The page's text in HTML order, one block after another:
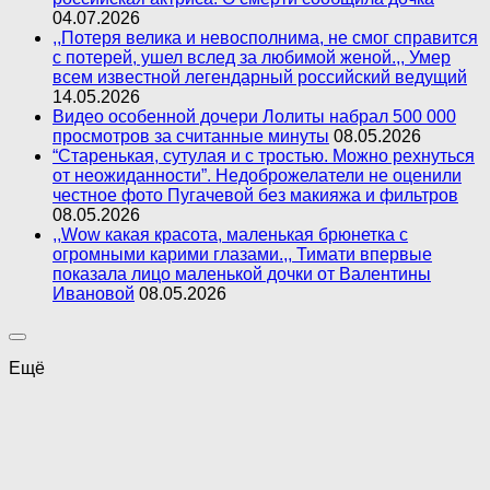
04.07.2026
,,Потеря велика и невосполнима, не смог справится
с потерей, ушел вслед за любимой женой.,, Умер
всем известной легендарный российский ведущий
14.05.2026
Видео особенной дочери Лолиты набрал 500 000
просмотров за считанные минуты 08.05.2026
“Старенькая, сутулая и с тростью. Можно рехнуться
от неожиданности”. Недоброжелатели не оценили
честное фото Пугачевой без макияжа и фильтров
08.05.2026
,,Wow какая красота, маленькая брюнетка с
огромными карими глазами.,, Тимати впервые
показала лицо маленькой дочки от Валентины
Ивановой 08.05.2026
Ещё